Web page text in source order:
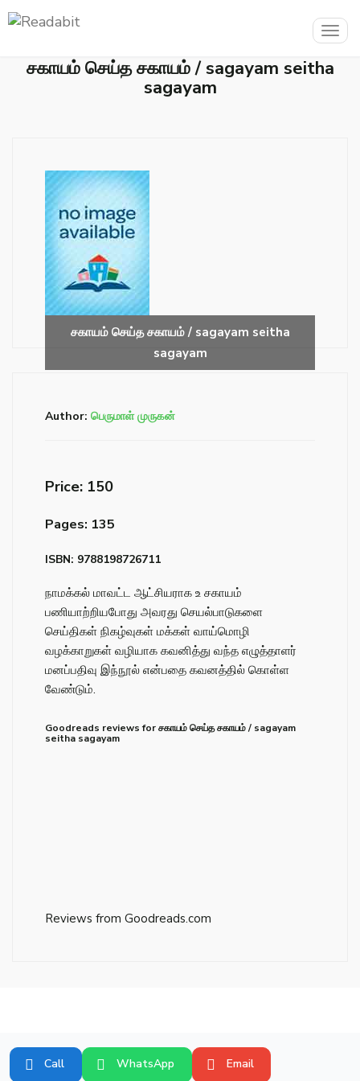
சகாயம் செய்த சகாயம் / sagayam seitha
sagayam
Author: பெருமாள் முருகன்
Price: ₹150
Pages: 135
ISBN: 9788198726711
நாமக்கல் மாவட்ட ஆட்சியராக உ சகாயம்
பணியாற்றியபோது அவரது செயல்பாடுகளை
செய்திகள் நிகழ்வுகள் மக்கள் வாய்மொழி
வழக்காறுகள் வழியாக கவனித்து வந்த எழுத்தாளர்
மனப்பதிவு இந்நூல் என்பதை கவனத்தில் கொள்ள
வேண்டும்.
Goodreads reviews for சகாயம் செய்த சகாயம் / sagayam
seitha sagayam
Reviews from Goodreads.com
Call WhatsApp Email